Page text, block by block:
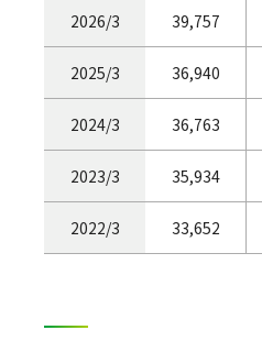
2026/3 39,757
2025/3 36,940
2024/3 36,763
2023/3 35,934
2022/3 33,652